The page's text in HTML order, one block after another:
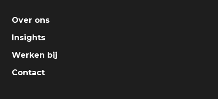
Over ons
Insights
Werken bij
Contact